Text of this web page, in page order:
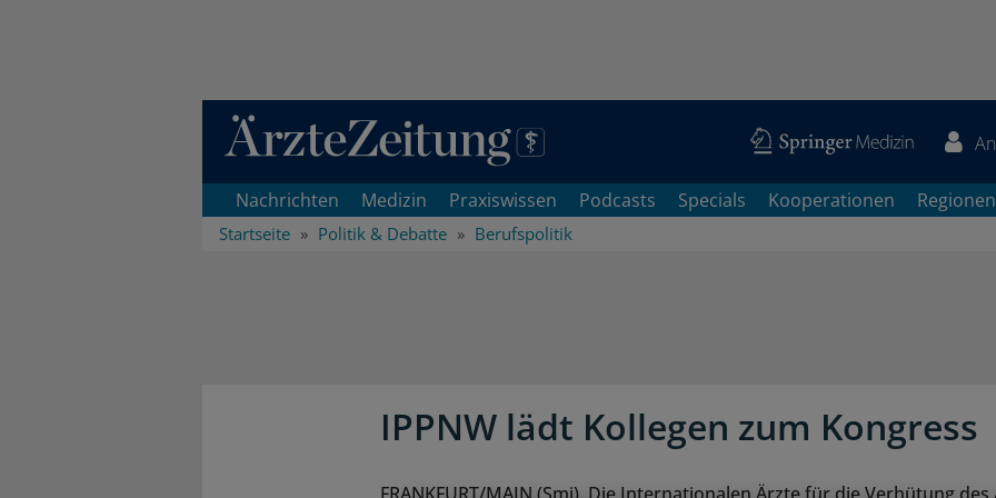
Direkt zum Inhaltsbereich
Nachrichten Medizin Praxiswissen Podcasts Specials Kooperationen Regionen
Startseite Politik & Debatte Berufspolitik
IPPNW lädt Kollegen zum Kongress